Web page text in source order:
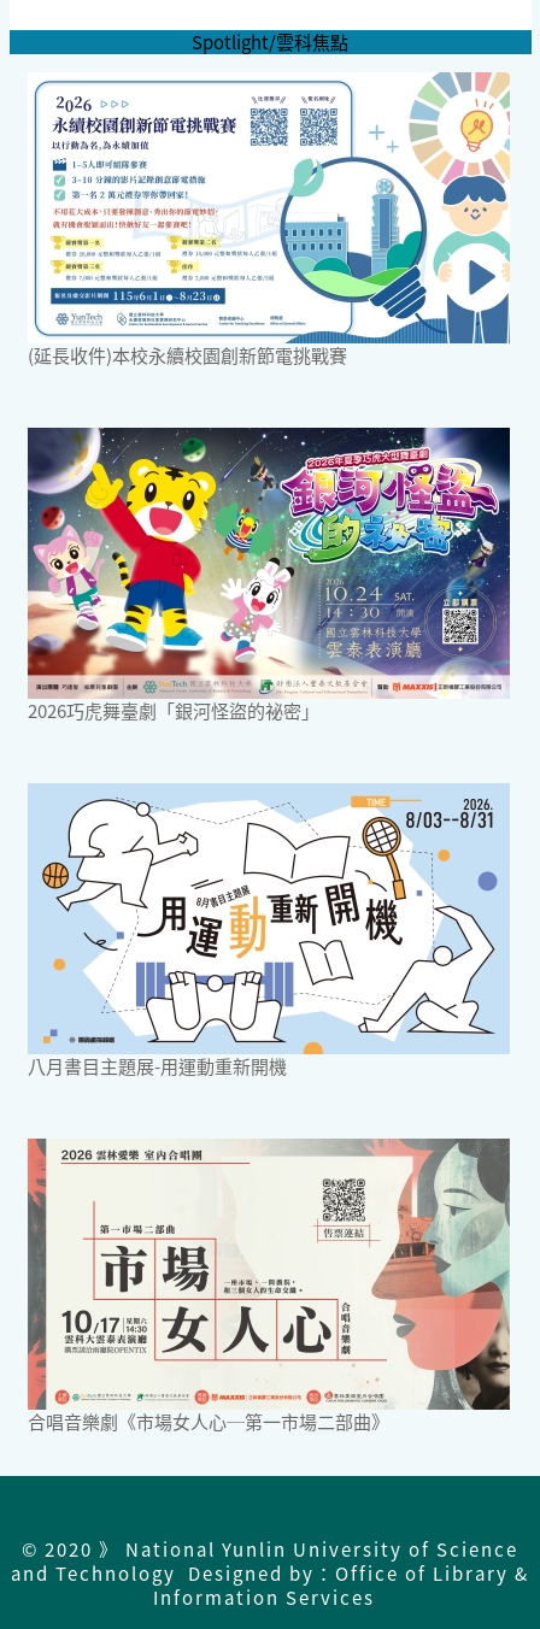
Spotlight/雲科焦點
(延長收件)本校永續校園創新節電挑戰賽
2026巧虎舞臺劇「銀河怪盜的祕密」
八月書目主題展-用運動重新開機
合唱音樂劇《市場女人心─第一市場二部曲》
© 2020 》 National Yunlin University of Science
and Technology Designed by：Office of Library &
Information Services